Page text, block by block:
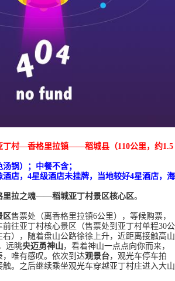
村—香格里拉镇——稻城县 （110公里， 约1.5
锅）；中餐不含；
店， 4星级酒店未挂牌，当地较好4星酒店， 海
里拉之魂——稻城亚丁村景区核心区。
区售票处（离香格里拉镇6公里），等候购票，
往亚丁村核心景区（售票处到亚丁村单程30公
右），随着盘山公路徐徐上升，近距离接触高山
远眺央迈勇神山 ，看着神山一点点向你而来，
唯有感叹。依次到达观景台，观光车停车拍
。之后继续乘坐观光车穿越亚丁村庄进入大山